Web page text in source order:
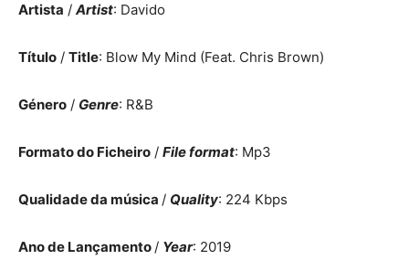
Artista / Artist: Davido
Título / Title: Blow My Mind (Feat. Chris Brown)
Género / Genre: R&B
Formato do Ficheiro / File format: Mp3
Qualidade da música / Quality: 224 Kbps
Ano de Lançamento / Year: 2019